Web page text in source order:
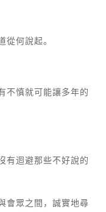
從何說起。
不慎就可能讓多年的
有迴避那些不好說的
會眾之間，誠實地尋